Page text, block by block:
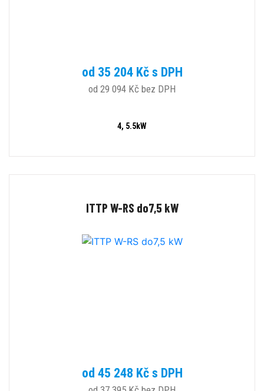
od 35 204 Kč s DPH
od 29 094 Kč bez DPH
4, 5.5kW
ITTP W-RS do7,5 kW
od 45 248 Kč s DPH